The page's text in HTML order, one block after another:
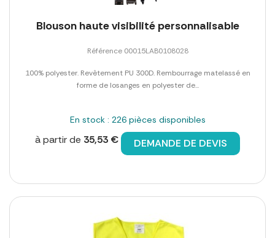
Blouson haute visibilité personnalisable
Référence 00015LAB0108028
100% polyester. Revêtement PU 300D. Rembourrage matelassé en
forme de losanges en polyester de...
En stock : 226 pièces disponibles
à partir de 35,53 € DEMANDE DE DEVIS